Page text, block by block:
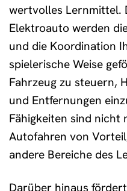
wertvolles Lernmittel.
Elektroauto werden
und die Koordination
spielerische Weise
Fahrzeug zu steuern,
und Entfernungen
Fähigkeiten sind nicht
Autofahren von
andere Bereiche des
Darüber hinaus